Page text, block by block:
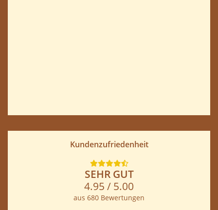
Kundenzufriedenheit
SEHR GUT
4.95 / 5.00
aus 680 Bewertungen